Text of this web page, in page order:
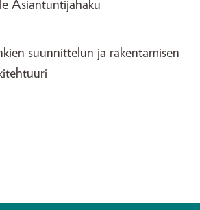
Asiantuntijahaku
suunnittelun ja rakentamisen